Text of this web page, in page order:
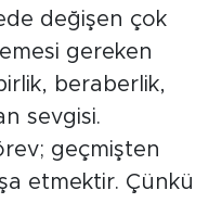
değişen çok
gereken
beraberlik,
sevgisi.
geçmişten
etmektir. Çünkü